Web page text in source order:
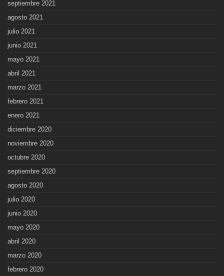
septiembre 2021
agosto 2021
julio 2021
junio 2021
mayo 2021
abril 2021
marzo 2021
febrero 2021
enero 2021
diciembre 2020
noviembre 2020
octubre 2020
septiembre 2020
agosto 2020
julio 2020
junio 2020
mayo 2020
abril 2020
marzo 2020
febrero 2020